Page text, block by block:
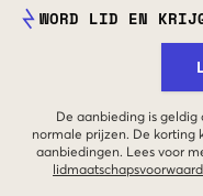
WORD LID EN
De aanbieding is geldig
normale prijzen. De korting
aanbiedingen. Lees voor